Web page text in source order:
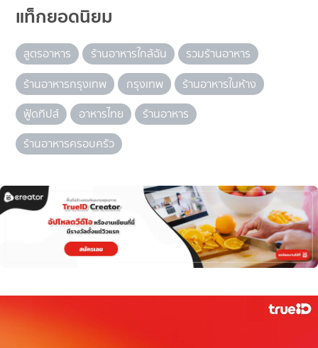
แท็กยอดนิยม
สูตรอาหาร ร้านอาหารใกล้ฉัน
รวมร้านอาหาร
ร้านอาหารกรุงเทพ
กรุงเทพ
ร้านอาหารในห้าง
ฟู้ดทิปส์
อาหารไทย
ร้านอาหาร
ร้านอาหารครอบครัว